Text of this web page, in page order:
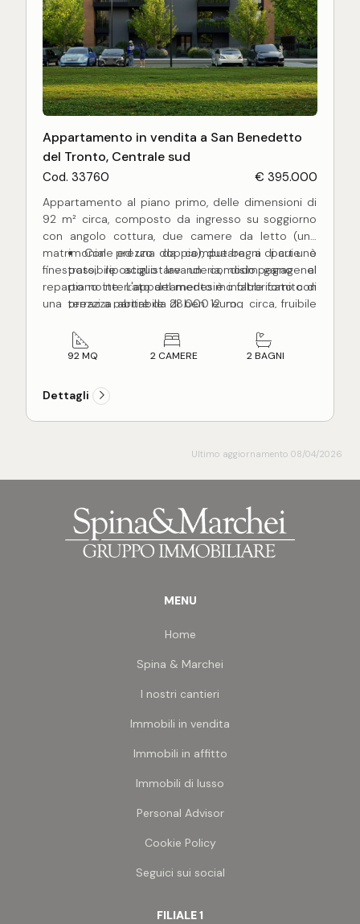
Appartamento in vendita a San Benedetto
del Tronto, Centrale sud
Cod. 33760 € 395.000
Appartamento al piano primo, delle dimensioni di
92 m² circa, composto da ingresso su soggiorno
con angolo cottura, due camere da letto (una
matrimoniale ed una doppia), due bagni di cui uno
finestrato, ripostiglio lavanderia, disimpegno nel
reparto notte. L'appartamento è inoltre fornito di
una terrazza abitabile di ben 12 mq circa, fruibile
L'appartamento, in corso di costruzione, sarà
terminato per Giugno 2028 con rifiniture a scelta
o Grace porcellanato, infissi in alluminio certificati,
impianto di riscaldamento a pavimento, impianto
di climatizzazione caldo e freddo con split in ogni
citofono smart con risposta da smartphone,
Localizzato all'interno del complesso residenziale
Marina Living, posto nella servita zona di San Pio X
e non distante dalla spiaggia, in un contesto di
verde ed eleganza.
Con prezzo da computare a parte è
possibile acquistare un comodo garage al
piano interrato del medesimo fabbricato con
prezzi a partire da 28.000 euro.
dell'acquirente.
92 MQ 2 CAMERE 2 BAGNI
Dettagli
Ultimo aggiornamento 08/04/2026
MENU
Home
Spina & Marchei
I nostri cantieri
Immobili in vendita
Immobili in affitto
Immobili di lusso
Personal Advisor
Cookie Policy
Seguici sui social
FILIALE 1